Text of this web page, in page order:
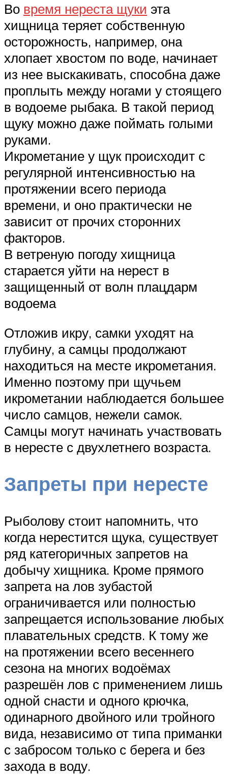
Во время нереста щуки эта
хищница теряет собственную
осторожность, например, она
хлопает хвостом по воде, начинает
из нее выскакивать, способна даже
проплыть между ногами у стоящего
в водоеме рыбака. В такой период
щуку можно даже поймать голыми
руками.
Икрометание у щук происходит с
регулярной интенсивностью на
протяжении всего периода
времени, и оно практически не
зависит от прочих сторонних
факторов.
В ветреную погоду хищница
старается уйти на нерест в
защищенный от волн плацдарм
водоема
Отложив икру, самки уходят на
глубину, а самцы продолжают
находиться на месте икрометания.
Именно поэтому при щучьем
икрометании наблюдается большее
число самцов, нежели самок.
Самцы могут начинать участвовать
в нересте с двухлетнего возраста.
Запреты при нересте
Рыболову стоит напомнить, что
когда нерестится щука, существует
ряд категоричных запретов на
добычу хищника. Кроме прямого
запрета на лов зубастой
ограничивается или полностью
запрещается использование любых
плавательных средств. К тому же
на протяжении всего весеннего
сезона на многих водоёмах
разрешён лов с применением лишь
одной снасти и одного крючка,
одинарного двойного или тройного
вида, независимо от типа приманки
с забросом только с берега и без
захода в воду.